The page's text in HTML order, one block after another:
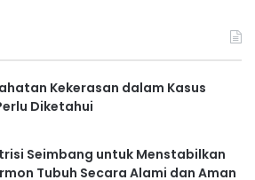
Kekerasan dalam Kasus
Diketahui
Seimbang untuk Menstabilkan
Tubuh Secara Alami dan Aman